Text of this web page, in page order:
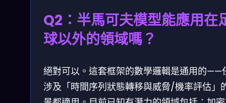
Q2：半馬可夫模型能應用在
球以外的領域嗎？
絕對可以。這套框架的數學邏輯是通用的——
涉及「時間序列狀態轉移與威脅/機率評估」